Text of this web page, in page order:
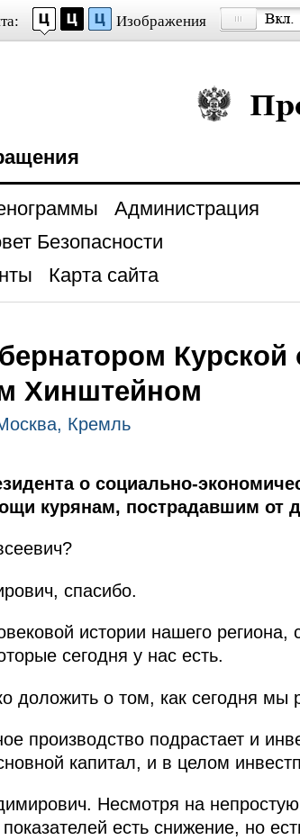
Изображения
Президент
Администрация
Безопасности
Карта сайта
Курской
Хинштейном
Кремль
о социально-
курянам, пострадавшим от
спасибо.
истории нашего региона,
сегодня у нас есть.
доложить о том, как сегодня мы
производство подрастает и
капитал, и в целом
Несмотря на
есть снижение, но